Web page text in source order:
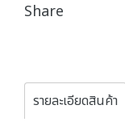
Share
รายละเอียดสินค้า